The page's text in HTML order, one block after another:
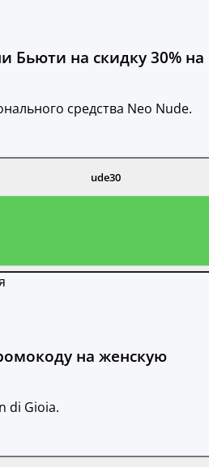
Бьюти на скидку 30% на
средства Neo Nude.
ude30
на женскую
di Gioia.